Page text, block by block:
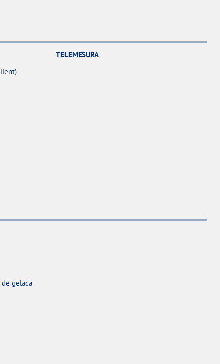
TELEMESURA
de gelada